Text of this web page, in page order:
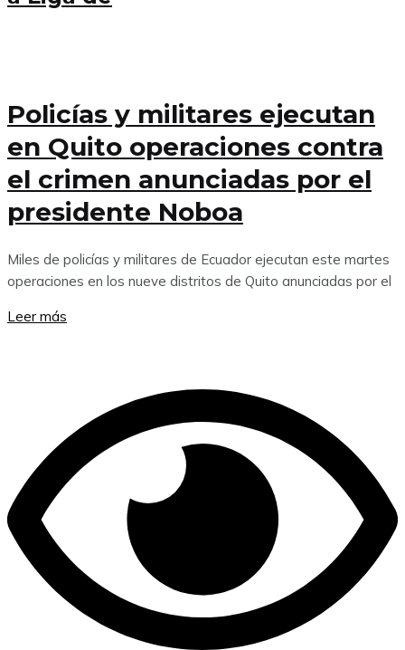
Policías y militares ejecutan
en Quito operaciones contra
el crimen anunciadas por el
presidente Noboa
Miles de policías y militares de Ecuador ejecutan este martes
operaciones en los nueve distritos de Quito anunciadas por el
Leer más